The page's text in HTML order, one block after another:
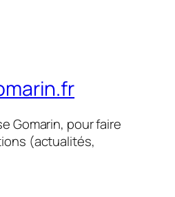
Gomarin, pour faire
(actualités,